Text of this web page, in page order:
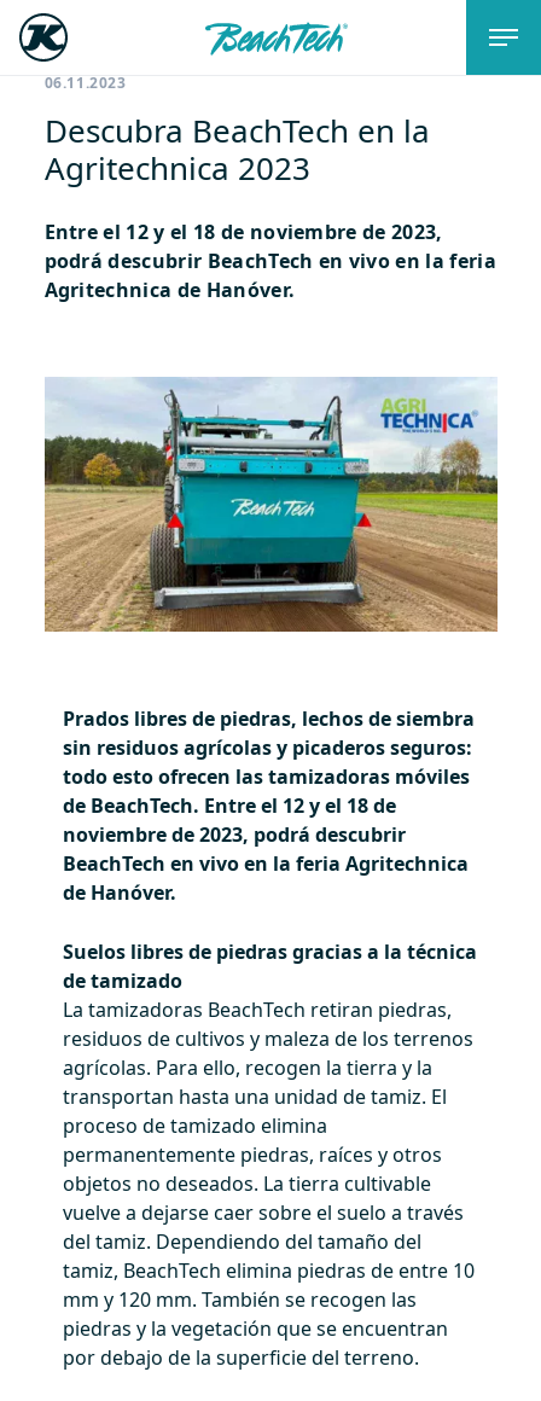
06.11.2023
Descubra BeachTech en la
Agritechnica 2023
Entre el 12 y el 18 de noviembre de 2023,
podrá descubrir BeachTech en vivo en la feria
Agritechnica de Hanóver.
Prados libres de piedras, lechos de siembra
sin residuos agrícolas y picaderos seguros:
todo esto ofrecen las tamizadoras móviles
de BeachTech. Entre el 12 y el 18 de
noviembre de 2023, podrá descubrir
BeachTech en vivo en la feria Agritechnica
de Hanóver.
Suelos libres de piedras gracias a la técnica
de tamizado
La tamizadoras BeachTech retiran piedras,
residuos de cultivos y maleza de los terrenos
agrícolas. Para ello, recogen la tierra y la
transportan hasta una unidad de tamiz. El
proceso de tamizado elimina
permanentemente piedras, raíces y otros
objetos no deseados. La tierra cultivable
vuelve a dejarse caer sobre el suelo a través
del tamiz. Dependiendo del tamaño del
tamiz, BeachTech elimina piedras de entre 10
mm y 120 mm. También se recogen las
piedras y la vegetación que se encuentran
por debajo de la superficie del terreno.